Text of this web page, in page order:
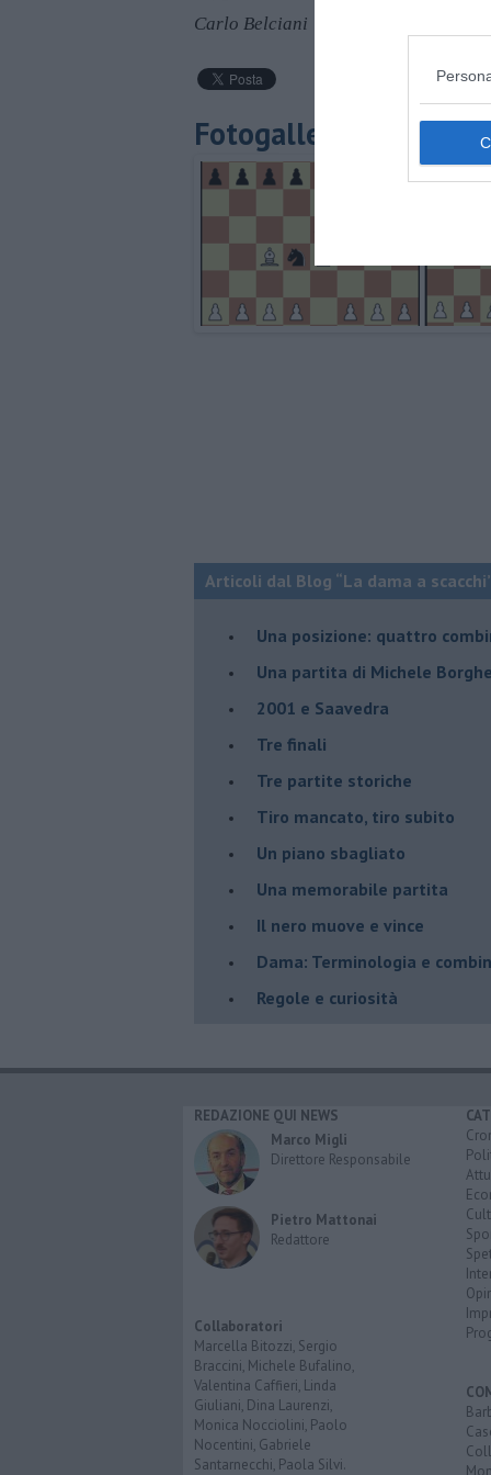
Carlo Belciani
Fotogallery
Articoli dal Blog “La dama a
Una posizione: quattro
​Una partita di Michele
2001 e Saavedra
Tre finali
Tre partite storiche
Tiro mancato, tiro subito
Un piano sbagliato
Una memorabile partita
Il nero muove e vince
​Dama: Terminologia e
Regole e curiosità
REDAZIONE QUI NEWS
Marco Migli
Direttore Responsabile
Pietro Mattonai
Redattore
Collaboratori
Marcella Bitozzi, Sergio
Braccini, Michele Bufalino,
Valentina Caffieri, Linda
Giuliani, Dina Laurenzi,
Monica Nocciolini, Paolo
Nocentini, Gabriele
Santarnecchi, Paola Silvi.